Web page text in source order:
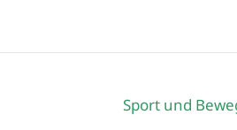
Sport und